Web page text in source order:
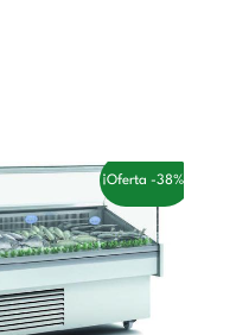
¡Oferta -38%!
El
original
era:
3.596,00 €.
El
precio
actual
es:
2.212,00 €.